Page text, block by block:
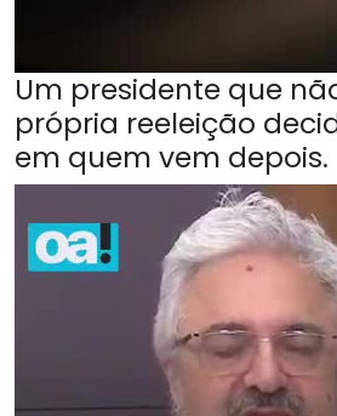
Um presidente que
própria reeleição
em quem vem depois.